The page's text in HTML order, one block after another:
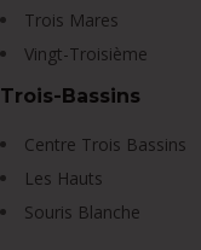
Trois Mares
Vingt-Troisième
Trois-Bassins
Centre Trois Bassins
Les Hauts
Souris Blanche